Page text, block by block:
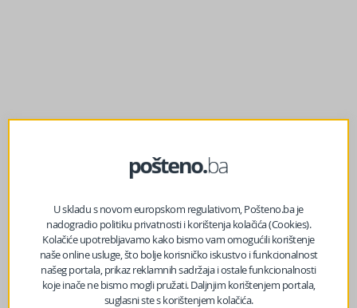
Lajkajte nas na Facebooku?
Izvor vijesti:haber.ba
FacebookMessenger
TwitterWhatsApp
Viber Email
U skladu s novom europskom regulativom, Pošteno.ba je
nadogradio politiku privatnosti i korištenja kolačića (Cookies).
Kolačiće upotrebljavamo kako bismo vam omogućili korištenje
naše online usluge, što bolje korisničko iskustvo i funkcionalnost
našeg portala, prikaz reklamnih sadržaja i ostale funkcionalnosti
koje inače ne bismo mogli pružati. Daljnjim korištenjem portala,
suglasni ste s korištenjem kolačića.